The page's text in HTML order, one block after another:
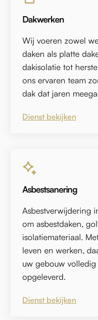
Dakwerken
Wij voeren zowel
daken als platte
dakisolatie tot
ons ervaren team
dak dat jaren
Dienst bekijken
Asbestsanering
Asbestverwijdering
om asbestdaken,
isolatiemateriaal.
leven en werken,
uw gebouw
opgeleverd.
Dienst bekijken